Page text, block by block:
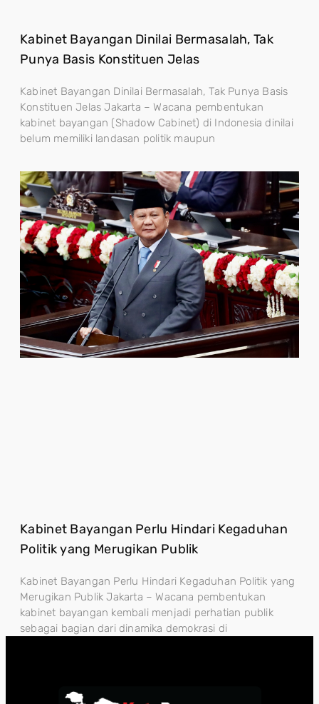
Kabinet Bayangan Dinilai Bermasalah, Tak
Punya Basis Konstituen Jelas
Kabinet Bayangan Dinilai Bermasalah, Tak Punya Basis
Konstituen Jelas Jakarta – Wacana pembentukan
kabinet bayangan (Shadow Cabinet) di Indonesia dinilai
belum memiliki landasan politik maupun
Kabinet Bayangan Perlu Hindari Kegaduhan
Politik yang Merugikan Publik
Kabinet Bayangan Perlu Hindari Kegaduhan Politik yang
Merugikan Publik Jakarta – Wacana pembentukan
kabinet bayangan kembali menjadi perhatian publik
sebagai bagian dari dinamika demokrasi di